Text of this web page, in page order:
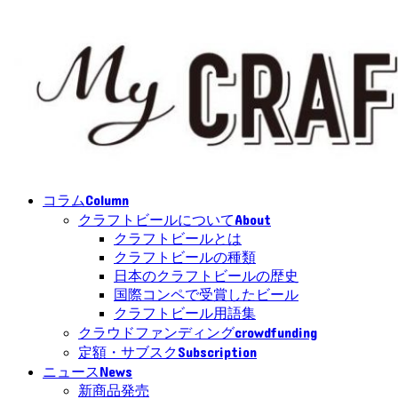
コラムColumn
クラフトビールについてAbout
クラフトビールとは
クラフトビールの種類
日本のクラフトビールの歴史
国際コンペで受賞したビール
クラフトビール用語集
クラウドファンディングcrowdfunding
定額・サブスクSubscription
ニュースNews
新商品発売